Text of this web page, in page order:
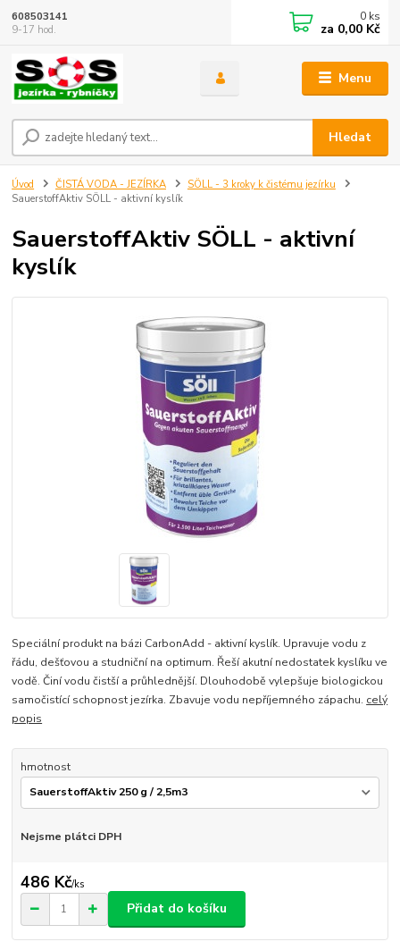
Menu
Hledat
608503141
9-17 hod.
0 ks
za 0,00 Kč
Úvod ČISTÁ VODA - JEZÍRKA
SÖLL - 3 kroky k čistému jezírku
SauerstoffAktiv SÖLL - aktivní kyslík
SauerstoffAktiv SÖLL - aktivní
kyslík
Speciální produkt na bázi CarbonAdd - aktivní kyslík. Upravuje vodu z
řádu, dešťovou a studniční na optimum. Řeší akutní nedostatek kyslíku ve
vodě. Činí vodu čistší a průhlednější. Dlouhodobě vylepšuje biologickou
samočistící schopnost jezírka. Zbavuje vodu nepříjemného zápachu. celý
popis
hmotnost
Nejsme plátci DPH
486 Kč/ks
Přidat do košíku